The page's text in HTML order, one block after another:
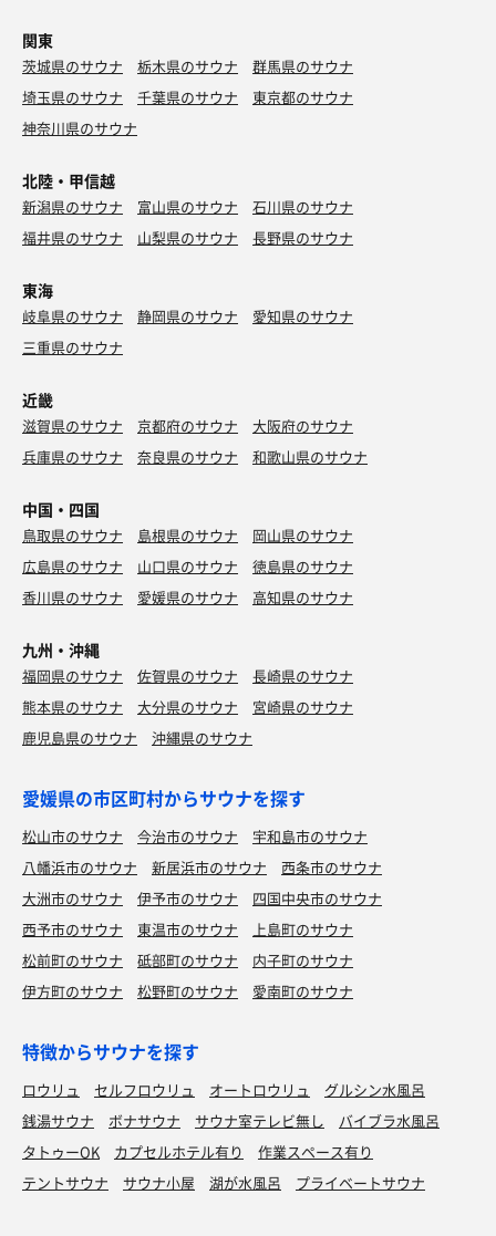
関東
茨城県のサウナ 栃木県のサウナ
群馬県のサウナ
埼玉県のサウナ
千葉県のサウナ
東京都のサウナ
神奈川県のサウナ
北陸・甲信越
新潟県のサウナ 富山県のサウナ
石川県のサウナ
福井県のサウナ
山梨県のサウナ 長野県のサウナ
東海
岐阜県のサウナ 静岡県のサウナ
愛知県のサウナ
三重県のサウナ
近畿
滋賀県のサウナ 京都府のサウナ
大阪府のサウナ
兵庫県のサウナ
奈良県のサウナ 和歌山県のサウナ
中国・四国
鳥取県のサウナ 島根県のサウナ
岡山県のサウナ
広島県のサウナ
山口県のサウナ
徳島県のサウナ
香川県のサウナ
愛媛県のサウナ 高知県のサウナ
九州・沖縄
福岡県のサウナ 佐賀県のサウナ
長崎県のサウナ
熊本県のサウナ
大分県のサウナ
宮崎県のサウナ
鹿児島県のサウナ
沖縄県のサウナ
愛媛県の市区町村からサウナを探す
松山市のサウナ 今治市のサウナ
宇和島市のサウナ
八幡浜市のサウナ
新居浜市のサウナ
西条市のサウナ
大洲市のサウナ
伊予市のサウナ
四国中央市のサウナ
西予市のサウナ
東温市のサウナ
上島町のサウナ
松前町のサウナ
砥部町のサウナ
内子町のサウナ
伊方町のサウナ
松野町のサウナ 愛南町のサウナ
特徴からサウナを探す
ロウリュ セルフロウリュ オートロウリュ
グルシン水風呂
銭湯サウナ
ボナサウナ サウナ室テレビ無し
バイブラ水風呂
タトゥーOK
カプセルホテル有り
作業スペース有り
テントサウナ
サウナ小屋 湖が水風呂 プライベートサウナ